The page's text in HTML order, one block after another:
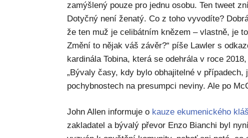
zamýšlený pouze pro jednu osobu. Ten tweet
Dotyčný není ženatý. Co z toho vyvodíte?
že ten muž je celibátním knězem – vlastně, je
Změní to nějak váš závěr?“ píše Lawler s
kardinála Tobina, která se odehrála v roce
„Bývaly časy, kdy bylo obhajitelné v případech,
pochybnostech na presumpci neviny. Ale po
John Allen informuje o kauze ekumenického
zakladatel a bývalý převor Enzo Bianchi byl